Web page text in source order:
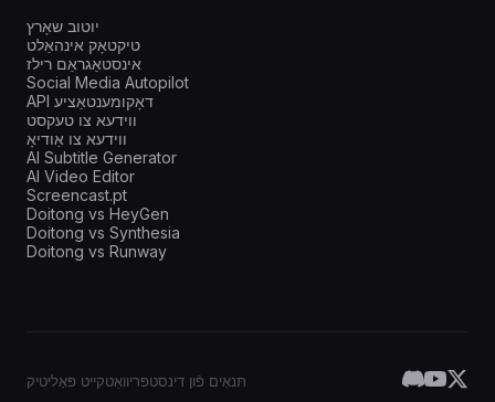
יוטוב שאָרץ
טיקטאָק אינהאַלט
אינסטאַגראַם רילז
Social Media Autopilot
API דאָקומענטאַציע
ווידעא צו טעקסט
ווידעא צו אַודיאָ
AI Subtitle Generator
AI Video Editor
Screencast.pt
Doitong vs HeyGen
Doitong vs Synthesia
Doitong vs Runway
פּריוואַטקייט פּאָליטיקתּנאָים פֿון דינסט